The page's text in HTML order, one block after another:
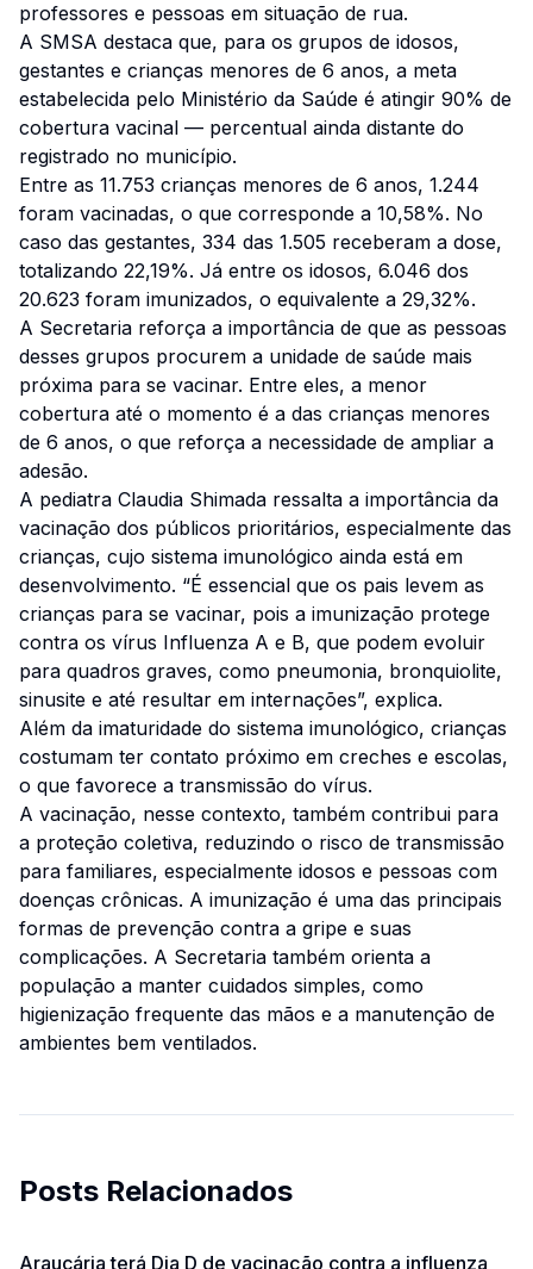
professores e pessoas em situação de rua.
A SMSA destaca que, para os grupos de idosos,
gestantes e crianças menores de 6 anos, a meta
estabelecida pelo Ministério da Saúde é atingir 90% de
cobertura vacinal — percentual ainda distante do
registrado no município.
Entre as 11.753 crianças menores de 6 anos, 1.244
foram vacinadas, o que corresponde a 10,58%. No
caso das gestantes, 334 das 1.505 receberam a dose,
totalizando 22,19%. Já entre os idosos, 6.046 dos
20.623 foram imunizados, o equivalente a 29,32%.
A Secretaria reforça a importância de que as pessoas
desses grupos procurem a unidade de saúde mais
próxima para se vacinar. Entre eles, a menor
cobertura até o momento é a das crianças menores
de 6 anos, o que reforça a necessidade de ampliar a
adesão.
A pediatra Claudia Shimada ressalta a importância da
vacinação dos públicos prioritários, especialmente das
crianças, cujo sistema imunológico ainda está em
desenvolvimento. “É essencial que os pais levem as
crianças para se vacinar, pois a imunização protege
contra os vírus Influenza A e B, que podem evoluir
para quadros graves, como pneumonia, bronquiolite,
sinusite e até resultar em internações”, explica.
Além da imaturidade do sistema imunológico, crianças
costumam ter contato próximo em creches e escolas,
o que favorece a transmissão do vírus.
A vacinação, nesse contexto, também contribui para
a proteção coletiva, reduzindo o risco de transmissão
para familiares, especialmente idosos e pessoas com
doenças crônicas. A imunização é uma das principais
formas de prevenção contra a gripe e suas
complicações. A Secretaria também orienta a
população a manter cuidados simples, como
higienização frequente das mãos e a manutenção de
ambientes bem ventilados.
Posts Relacionados
Araucária terá Dia D de vacinação contra a influenza